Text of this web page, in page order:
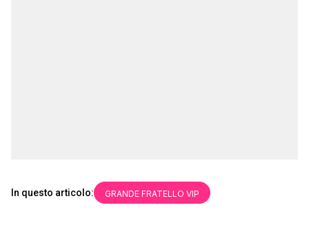
In questo articolo: GRANDE FRATELLO VIP